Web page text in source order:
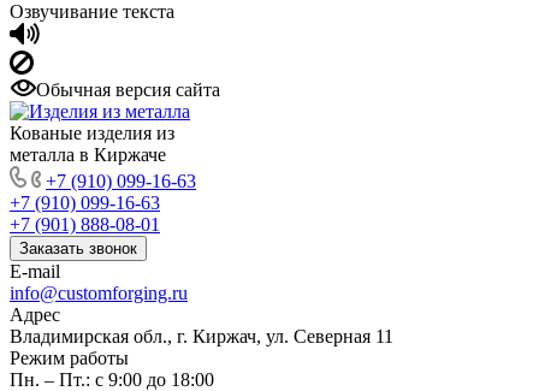
Озвучивание текста
Обычная версия сайта
Кованые изделия из
металла в Киржаче
+7 (910) 099-16-63
+7 (910) 099-16-63
+7 (901) 888-08-01
Заказать звонок
E-mail
info@customforging.ru
Адрес
Владимирская обл., г. Киржач, ул. Северная 11
Режим работы
Пн. – Пт.: с 9:00 до 18:00